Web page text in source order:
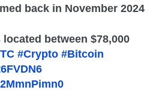
back in November 2024
located between $78,000
#Crypto #Bitcoin